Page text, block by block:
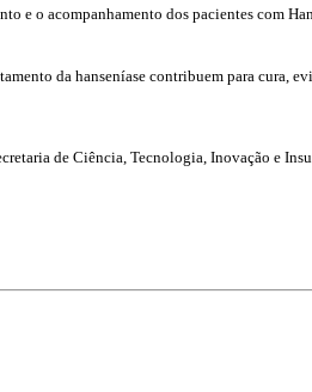
o acompanhamento dos pacientes com
da hanseníase contribuem para cura,
de Ciência, Tecnologia, Inovação e